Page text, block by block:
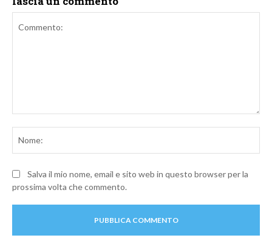
Salva il mio nome, email e sito web in questo browser per la
prossima volta che commento.